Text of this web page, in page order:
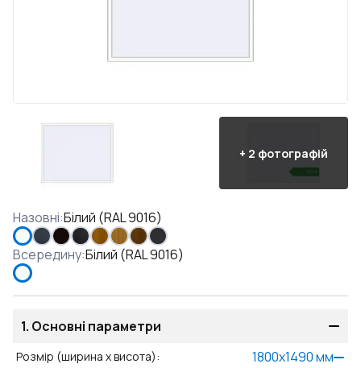
+ 2 фотографій
Назовні:Білий (RAL 9016)
Всередину:Білий (RAL 9016)
1. Основні параметри
Розмір (ширина x висота): 1800x1490мм